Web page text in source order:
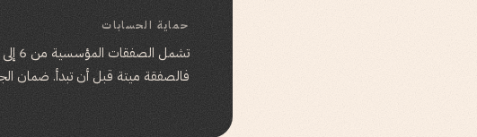
حماية الحسابات
فالصفقة ميتة قبل أن تبدأ.